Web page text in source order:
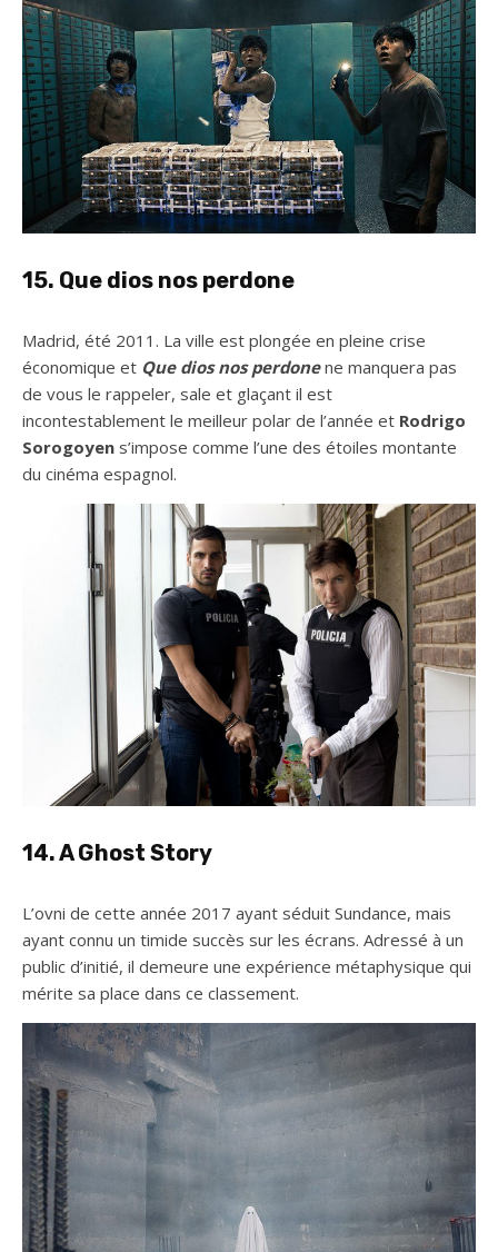
15. Que dios nos perdone
Madrid, été 2011. La ville est plongée en pleine crise
économique et Que dios nos perdonene manquera pas
de vous le rappeler, sale et glaçant il est
incontestablement le meilleur polar de l’année et Rodrigo
Sorogoyen s’impose comme l’une des étoiles montante
du cinéma espagnol.
14. A Ghost Story
L’ovni de cette année 2017 ayant séduit Sundance, mais
ayant connu un timide succès sur les écrans. Adressé à un
public d’initié, il demeure une expérience métaphysique qui
mérite sa place dans ce classement.